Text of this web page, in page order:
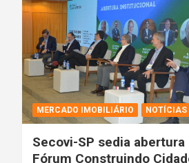
MERCADO IMOBILIÁRIO NOTÍCIAS
Secovi-SP sedia abertura
Fórum Construindo